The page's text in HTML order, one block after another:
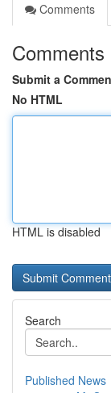
Comments
Comments
Submit a
No HTML
HTML is disabled
Search
Published News